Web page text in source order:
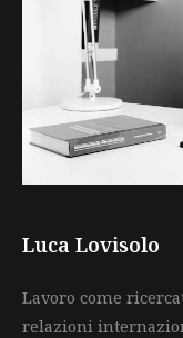
Luca Lovisolo
Lavoro come
relazioni